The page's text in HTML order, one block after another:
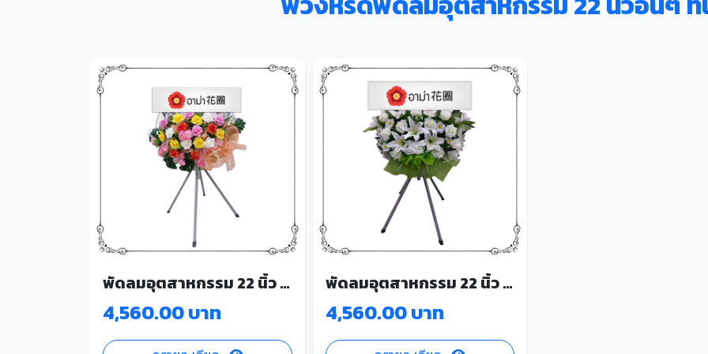
พัดลมอุตสาหกรรม 22 นิ้ว 4002
4,560.00 บาท
พัดลมอุตสาหกรรม 22 นิ้ว 4003
4,560.00 บาท